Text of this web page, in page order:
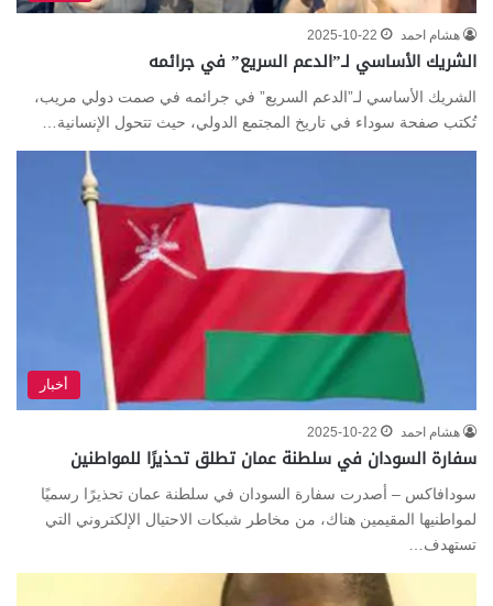
هشام احمد 2025-10-22
الشريك الأساسي لـ”الدعم السريع” في جرائمه
الشريك الأساسي لـ”الدعم السريع” في جرائمه في صمت دولي مريب،
تُكتب صفحة سوداء في تاريخ المجتمع الدولي، حيث تتحول الإنسانية…
أخبار
هشام احمد 2025-10-22
سفارة السودان في سلطنة عمان تطلق تحذيرًا للمواطنين
سودافاكس – أصدرت سفارة السودان في سلطنة عمان تحذيرًا رسميًا
لمواطنيها المقيمين هناك، من مخاطر شبكات الاحتيال الإلكتروني التي
تستهدف…